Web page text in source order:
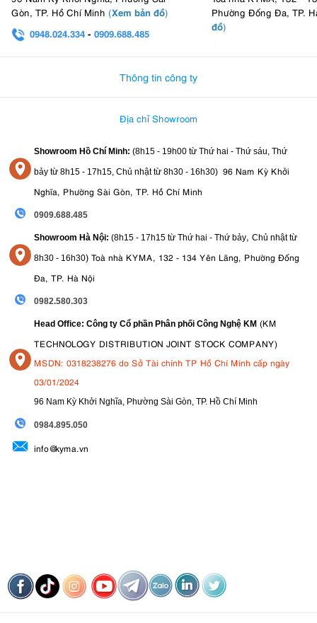
Gòn, TP. Hồ Chí Minh (Xem bản đồ)
0948.024.334 - 0909.688.485
Phường Đống Đa, TP.
đồ)
Thông tin công ty
Địa chỉ Showroom
Showroom Hồ Chí Minh: (8h15 - 19h00 từ Thứ hai - Thứ sáu, Thứ
bảy từ 8h15 - 17h15, Chủ nhật từ 8h30 - 16h30) 96 Nam Kỳ Khởi
Nghĩa, Phường Sài Gòn, TP. Hồ Chí Minh
0909.688.485
Showroom Hà Nội: (8h15 - 17h15 từ Thứ hai - Thứ bảy, Chủ nhật từ
8h30 - 16h30) Toà nhà KYMA, 132 - 134 Yên Lãng, Phường Đống
Đa, TP. Hà Nội
0982.580.303
Head Office: Công ty Cổ phần Phân phối Công Nghệ KM (KM
TECHNOLOGY DISTRIBUTION JOINT STOCK COMPANY)
MSDN: 0318238276 do Sở Tài chính TP Hồ Chí Minh cấp ngày
03/01/2024
96 Nam Kỳ Khởi Nghĩa, Phường Sài Gòn, TP. Hồ Chí Minh
0984.895.050
info@kyma.vn